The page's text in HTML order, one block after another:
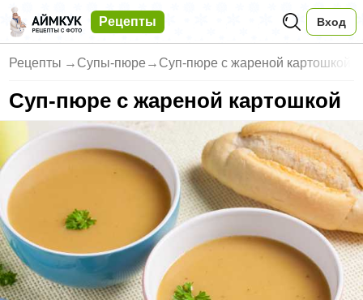
Рецепты Вход
Рецепты → Супы-пюре → Суп-пюре с жареной картошкой
Суп-пюре с жареной картошкой